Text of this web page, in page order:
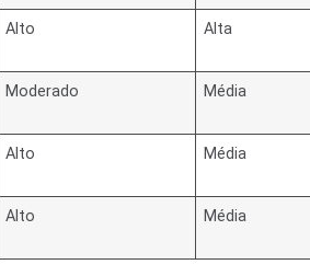
Alto Alta
Moderado Média
Alto Média
Alto Média